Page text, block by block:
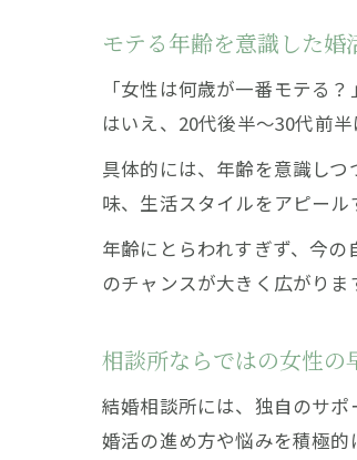
モテる年齢を意識した婚
「女性は何歳が一番モテる
はいえ、20代後半〜30代前
具体的には、年齢を意識し
味、生活スタイルをアピール
年齢にとらわれすぎず、今
のチャンスが大きく広がりま
相談所ならではの女性の
結婚相談所には、独自のサ
婚活の進め方や悩みを積極的